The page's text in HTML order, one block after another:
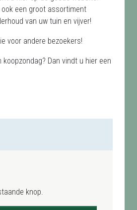
ook een groot assortiment
van uw tuin en vijver!
voor andere bezoekers!
koopzondag? Dan vindt u hier een
knop.